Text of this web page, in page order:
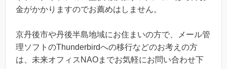
金がかかりますのでお薦めはしません。
京丹後市や丹後半島地域にお住まいの方で、メール管
理ソフトのThunderbirdへの移行などのお考えの方
は、未来オフィスNAOまでお気軽にお問い合わせ下